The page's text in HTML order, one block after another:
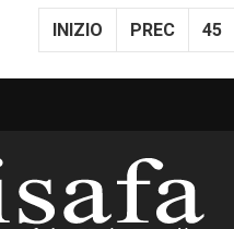
INIZIO PREC 45